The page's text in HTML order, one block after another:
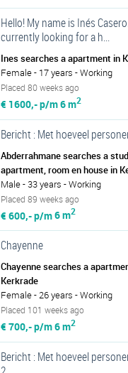
Hello! My name is Inés
currently looking for a h...
Ines searches a apartment in
Female - 17 years - Working
Placed 80 weeks ago
€ 1600,- p/m6 m2
Bericht : Met hoeveel
Abderrahmane searches a
apartment, room en house in
Male - 33 years - Working
Placed 89 weeks ago
€ 600,- p/m6 m2
Chayenne
Chayenne searches a
Kerkrade
Female - 26 years - Working
Placed 101 weeks ago
€ 700,- p/m6 m2
Bericht : Met hoeveel